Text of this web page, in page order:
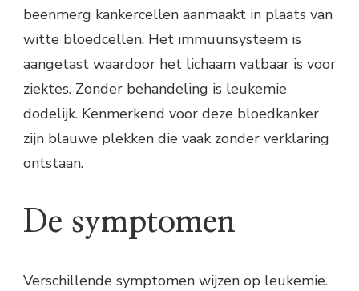
beenmerg kankercellen aanmaakt in plaats van
witte bloedcellen. Het immuunsysteem is
aangetast waardoor het lichaam vatbaar is voor
ziektes. Zonder behandeling is leukemie
dodelijk. Kenmerkend voor deze bloedkanker
zijn blauwe plekken die vaak zonder verklaring
ontstaan.
De symptomen
Verschillende symptomen wijzen op leukemie.